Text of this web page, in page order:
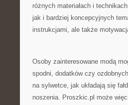
różnych materiałach i
jak i bardziej koncepcyjnych
instrukcjami, ale także
Osoby zainteresowane modą
spodni, dodatków czy
na sylwetce, jak układają się
noszenia. Proszkic.pl może